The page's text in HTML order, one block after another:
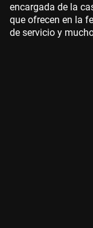
encargada de la
que ofrecen en la
de servicio y